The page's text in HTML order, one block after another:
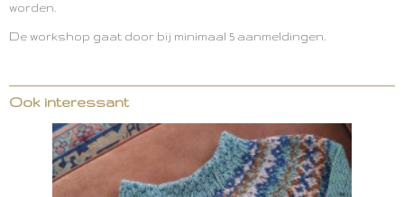
worden.
De workshop gaat door bij minimaal 5 aanmeldingen.
Ook interessant